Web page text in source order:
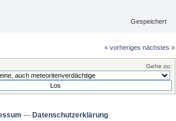
Gespeichert
« vorheriges nächstes »
Gehe zu:
--- Datenschutzerklärung